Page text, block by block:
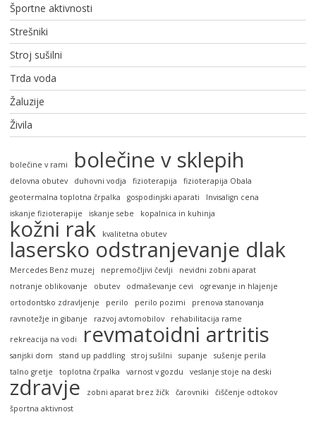
Športne aktivnosti
Strešniki
Stroj sušilni
Trda voda
Žaluzije
Živila
bolečine v rami bolečine v sklepih
delovna obutev duhovni vodja fizioterapija
fizioterapija Obala
geotermalna toplotna črpalka
gospodinjski aparati
Invisalign cena
iskanje fizioterapije
iskanje sebe kopalnica in kuhinja
kožni rak kvalitetna obutev
lasersko odstranjevanje dlak
Mercedes Benz muzej nepremočljivi čevlji
nevidni zobni aparat
notranje oblikovanje
obutev odmaševanje cevi
ogrevanje in hlajenje
ortodontsko zdravljenje
perilo perilo pozimi
prenova stanovanja
ravnotežje in gibanje
razvoj avtomobilov rehabilitacija rame
rekreacija na vodi revmatoidni artritis
sanjski dom stand up paddling stroj sušilni supanje
sušenje perila
talno gretje
toplotna črpalka varnost v gozdu veslanje stoje na deski
zdravje zobni aparat brez žičk čarovniki
čiščenje odtokov
športna aktivnost